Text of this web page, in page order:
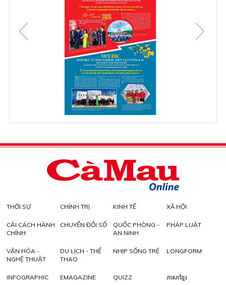
THỜI SỰ CHÍNH TRỊ KINH TẾ XÃ HỘI
CẢI CÁCH HÀNH
CHÍNH
CHUYỂN ĐỔI SỐ
QUỐC PHÒNG -
AN NINH
PHÁP LUẬT
VĂN HÓA -
NGHỆ THUẬT
DU LỊCH - THỂ
THAO
NHỊP SỐNG TRẺ LONGFORM
INFOGRAPHIC EMAGAZINE QUIZZ ភាសាខ្មែរ